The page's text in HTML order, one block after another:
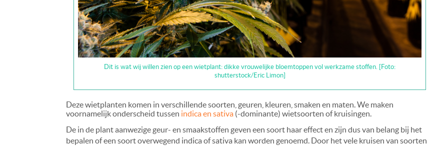
Dit is wat wij willen zien op een wietplant: dikke vrouwelijke bloemtoppen vol werkzame stoffen. [Foto:
shutterstock/Eric Limon]
Deze wietplanten komen in verschillende soorten, geuren, kleuren, smaken en maten. We maken
voornamelijk onderscheid tussen indica en sativa (-dominante) wietsoorten of kruisingen.
De in de plant aanwezige geur- en smaakstoffen geven een soort haar effect en zijn dus van belang bij het
bepalen of een soort overwegend indica of sativa kan worden genoemd. Door het vele kruisen van soorten